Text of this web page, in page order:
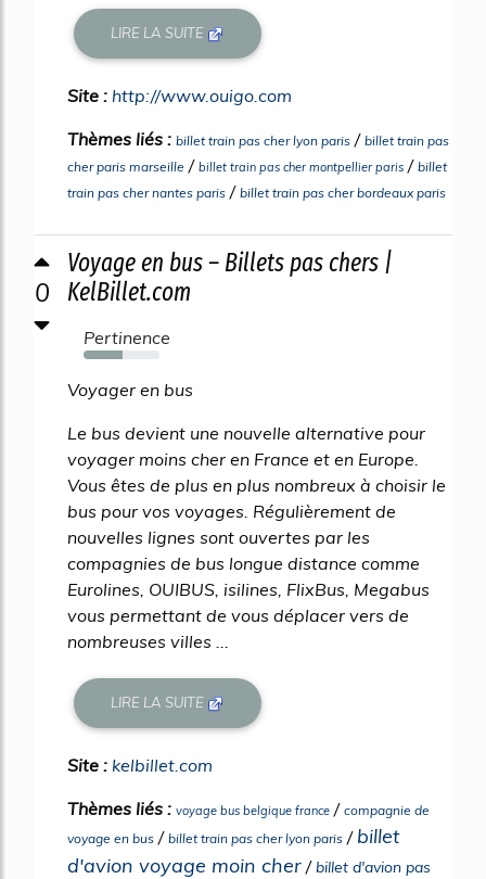
LIRE LA SUITE
Site : http://www.ouigo.com
Thèmes liés : billet train pas cher lyon paris / billet train pas
cher paris marseille / billet train pas cher montpellier paris / billet
train pas cher nantes paris / billet train pas cher bordeaux paris
0
Voyage en bus – Billets pas chers |
KelBillet.com
Pertinence
51%
Voyager en bus
Le bus devient une nouvelle alternative pour
voyager moins cher en France et en Europe.
Vous êtes de plus en plus nombreux à choisir le
bus pour vos voyages. Régulièrement de
nouvelles lignes sont ouvertes par les
compagnies de bus longue distance comme
Eurolines, OUIBUS, isilines, FlixBus, Megabus
vous permettant de vous déplacer vers de
nombreuses villes ...
LIRE LA SUITE
Site : kelbillet.com
Thèmes liés : voyage bus belgique france / compagnie de
voyage en bus / billet train pas cher lyon paris / billet
d'avion voyage moin cher /billet d'avion pas